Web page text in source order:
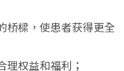
桥樑，使患者获得更全
理权益和福利；